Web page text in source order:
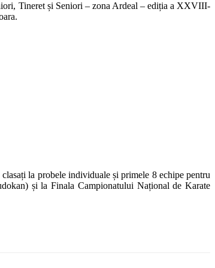
Tineret și Seniori – zona Ardeal – ediția a XXVIII-
la probele individuale și primele 8 echipe pentru
și la Finala Campionatului Național de Karate